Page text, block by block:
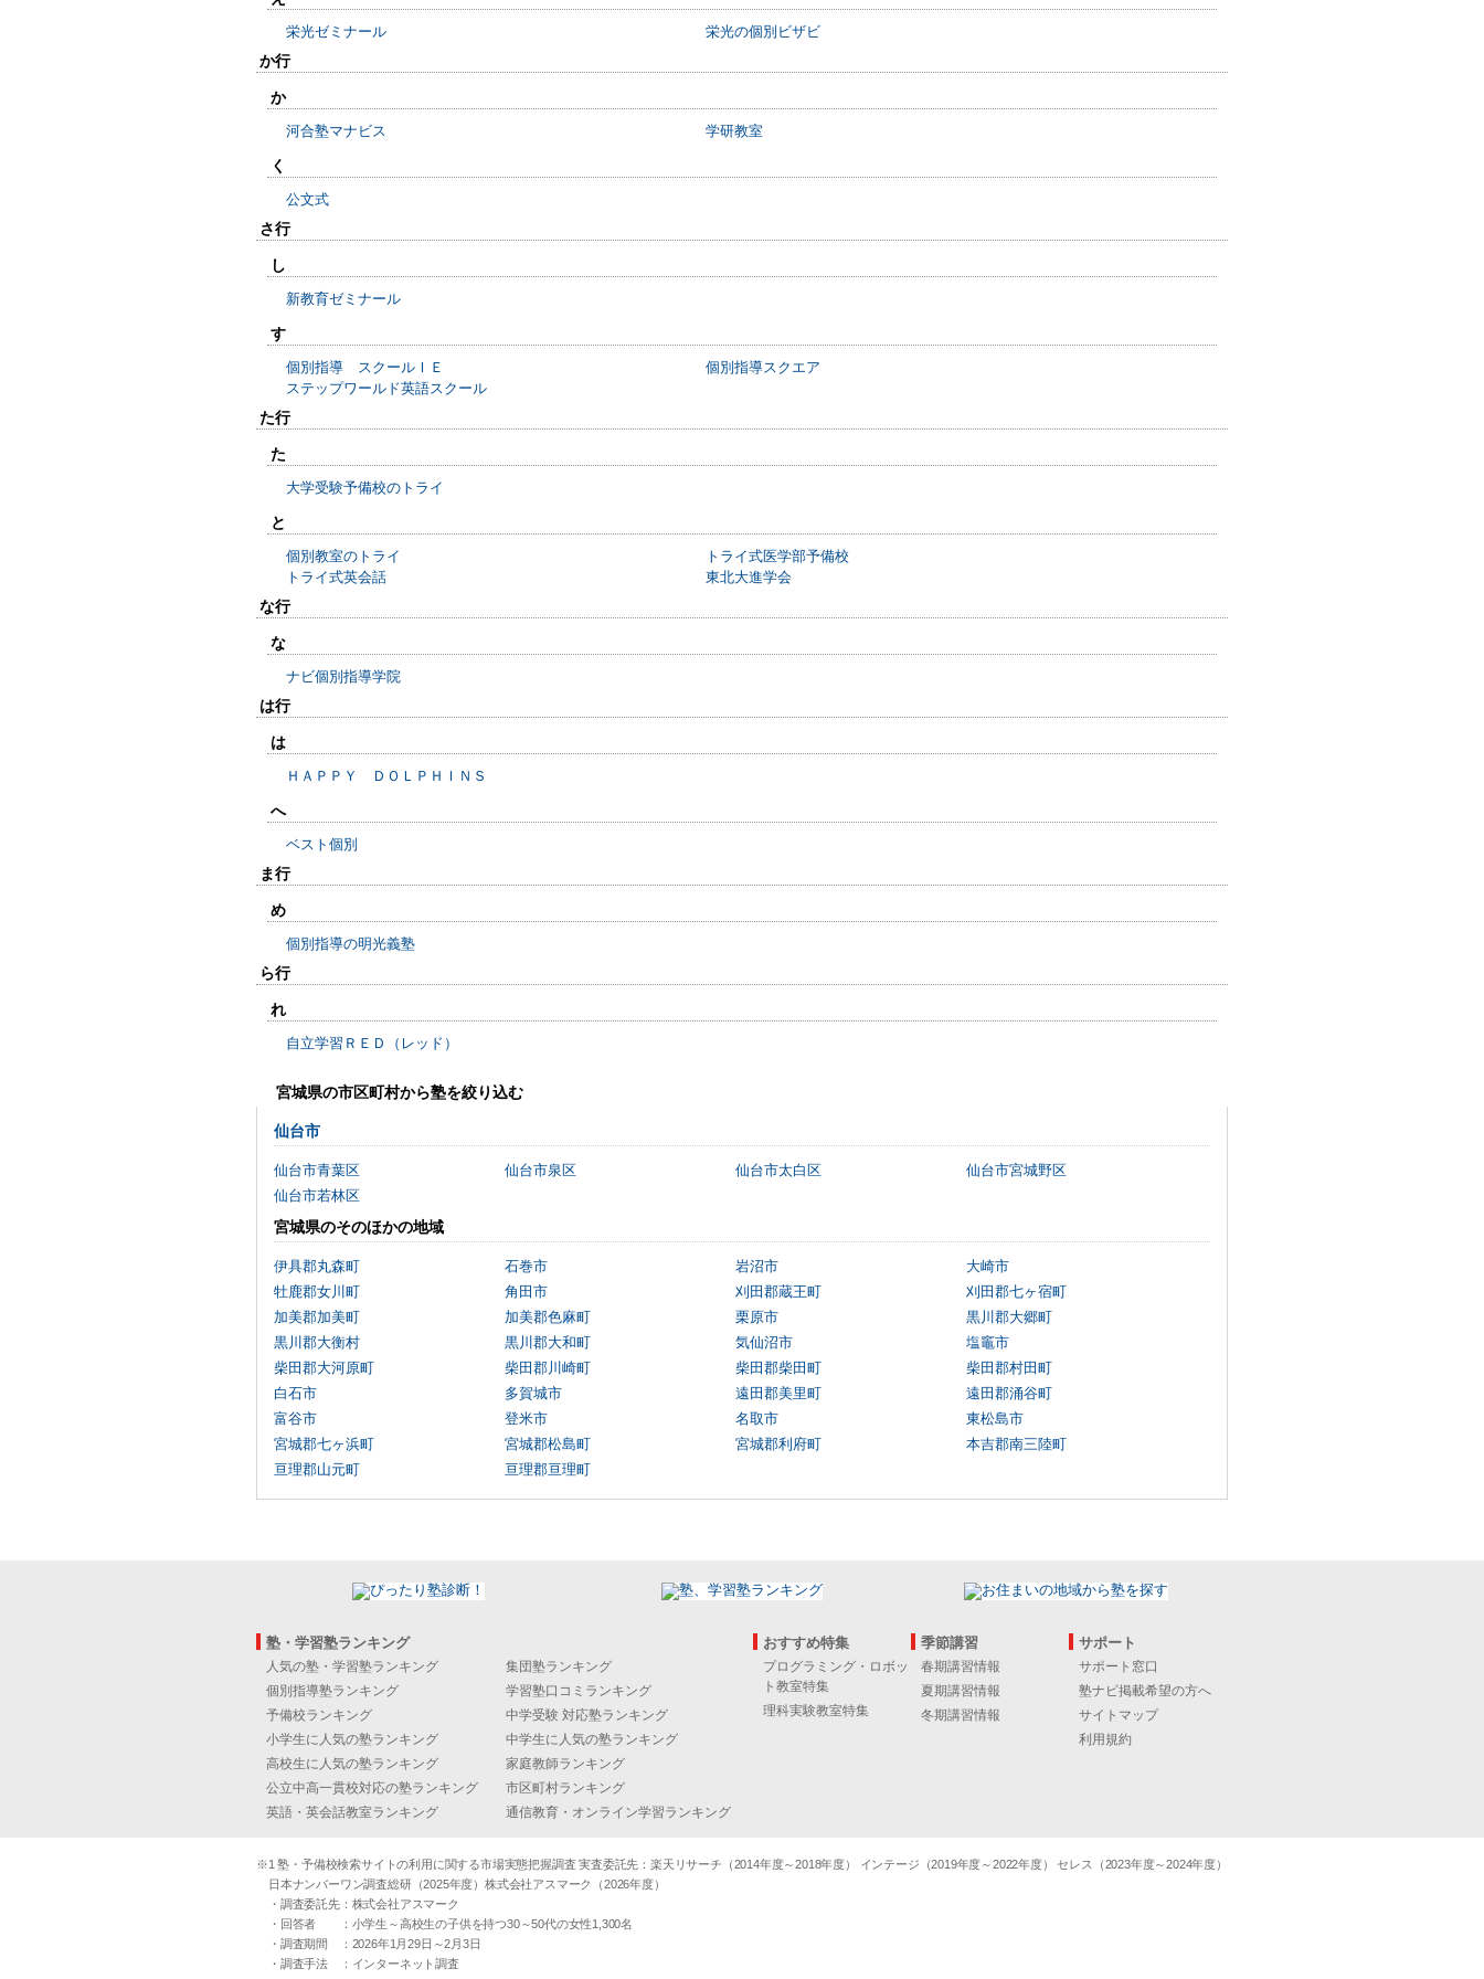
栄光ゼミナール 栄光の個別ビザビ
か行
か
河合塾マナビス 学研教室
く
公文式
さ行
し
新教育ゼミナール
す
個別指導 スクールＩＥ
個別指導スクエア
ステップワールド英語スクール
た行
た
大学受験予備校のトライ
と
個別教室のトライ
トライ式医学部予備校
トライ式英会話
東北大進学会
な行
な
ナビ個別指導学院
は行
は
ＨＡＰＰＹ ＤＯＬＰＨＩＮＳ
へ
ベスト個別
ま行
め
個別指導の明光義塾
ら行
れ
自立学習ＲＥＤ（レッド）
宮城県の市区町村から塾を絞り込む
仙台市
仙台市青葉区 仙台市泉区 仙台市太白区
仙台市宮城野区
仙台市若林区
宮城県のそのほかの地域
伊具郡丸森町 石巻市 岩沼市
大崎市
牡鹿郡女川町
角田市 刈田郡蔵王町
刈田郡七ヶ宿町
加美郡加美町
加美郡色麻町 栗原市
黒川郡大郷町
黒川郡大衡村
黒川郡大和町 気仙沼市
塩竈市
柴田郡大河原町
柴田郡川崎町 柴田郡柴田町
柴田郡村田町
白石市
多賀城市 遠田郡美里町
遠田郡涌谷町
富谷市
登米市 名取市
東松島市
宮城郡七ヶ浜町
宮城郡松島町 宮城郡利府町
本吉郡南三陸町
亘理郡山元町
亘理郡亘理町
塾・学習塾ランキング
人気の塾・学習塾ランキング
集団塾ランキング
個別指導塾ランキング
学習塾口コミランキング
予備校ランキング
中学受験 対応塾ランキング
小学生に人気の塾ランキング
中学生に人気の塾ランキング
高校生に人気の塾ランキング
家庭教師ランキング
公立中高一貫校対応の塾ランキング
市区町村ランキング
英語・英会話教室ランキング
通信教育・オンライン学習ランキング
おすすめ特集
プログラミング・ロボッ
ト教室特集
理科実験教室特集
季節講習
春期講習情報
夏期講習情報
冬期講習情報
サポート
サポート窓口
塾ナビ掲載希望の方へ
サイトマップ
利用規約
※1 塾・予備校検索サイトの利用に関する市場実態把握調査 実査委託先：楽天リサーチ（2014年度～2018年度） インテージ（2019年度～2022年度） セレス（2023年度～2024年度）
日本ナンバーワン調査総研（2025年度）株式会社アスマーク（2026年度）
・調査委託先：株式会社アスマーク
・回答者 ：小学生～高校生の子供を持つ30～50代の女性1,300名
・調査期間 ：2026年1月29日～2月3日
・調査手法 ：インターネット調査